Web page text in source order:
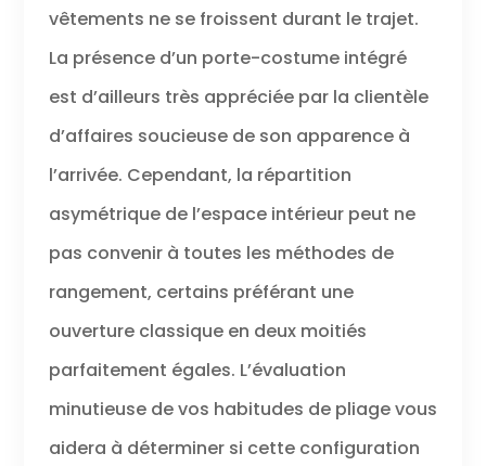
vêtements ne se froissent durant le trajet.
La présence d’un porte-costume intégré
est d’ailleurs très appréciée par la clientèle
d’affaires soucieuse de son apparence à
l’arrivée. Cependant, la répartition
asymétrique de l’espace intérieur peut ne
pas convenir à toutes les méthodes de
rangement, certains préférant une
ouverture classique en deux moitiés
parfaitement égales. L’évaluation
minutieuse de vos habitudes de pliage vous
aidera à déterminer si cette configuration